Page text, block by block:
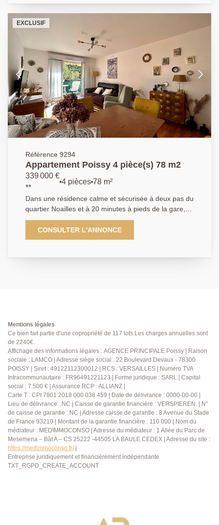
des commerces. Situé en rez-de-jardin, l'appartement
bénéficie de deux agréables terrasses, idéales pour
profiter des extérieurs. Il se compose d'une entrée
avec rangements, d'une cuisine indépendante
aménagée, d'une spacieuse pièce de vie de 33 m², de
deux chambres avec placards (avec possibilité d'en
créer une troisième), d'une salle d'eau, d'une salle de
bains et de toilettes séparées. Un box en sous-sol
complète ce bien. Vous serez séduits par ses beaux
volumes, la qualité de la résidence et son
emplacement privilégié. A visiter sans tarder AGENCE
PRINCIPALE: 01.30.06.69.69 (agent commercial J.G.)
EXCLUSIF
Référence 9294
Appartement Poissy 4 pièce(s) 78 m2
339 000 €
**
4 pièces 78 m²
Dans une résidence calme et sécurisée à deux pas du
quartier Noailles et à 20 minutes à pieds de la gare,
venez visiter cet appartement de type 4 pièces de
79m2 avec une grande entrée, un grand séjour
lumineux donnant sur un balcon, une cuisine
CONSULTER L'ANNONCE
Mentions légales
Ce bien fait partie d'une copropriété de 117 lots.Les charges annuelles sont
de 2240€.
Affichage des informations légales : AGENCE PRINCIPALE Poissy | Raison
sociale : LAMCO | Adresse siège social : 22 Boulevard Devaux - 78300
POISSY | Siret : 49122112300012 | RCS : VERSAILLES | Numero TVA
Intracommunautaire : FR96491221123 | Forme juridique : SARL | Capital
social : 7 500 € | Assurance RCP : ALLIANZ |
Carte T : CPI 7801 2018 000 038 459 | Date de délivrance : 0000-00-00 |
Lieu de délivrance : NC | Caisse de garantie financière : VERSPIEREN. | N°
de caisse de garantie : NC | Adresse caisse de garantie : 8 Avenue du Stade
de France 93210 | Montant de la garantie financière : 110 000 | Nom du
médiateur : MEDIMMOCONSO | Adresse du médiateur : 1 Allée du Parc de
Mesemena – Bât A – CS 25222 -44505 LA BAULE CEDEX | Adresse du site :
https://medimmoconso.fr/|
Entreprise juridiquement et financièrement indépendante
TXT_RGPD_CREATE_ACCOUNT